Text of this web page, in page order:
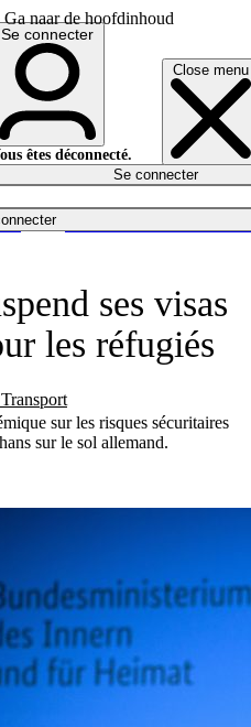
Ga naar de hoofdinhoud
Close menu
English
Deutsch
Se connecter
êtes déconnecté.
Se connecter
ses visas
les réfugiés
sur les risques sécuritaires
sur le sol allemand.